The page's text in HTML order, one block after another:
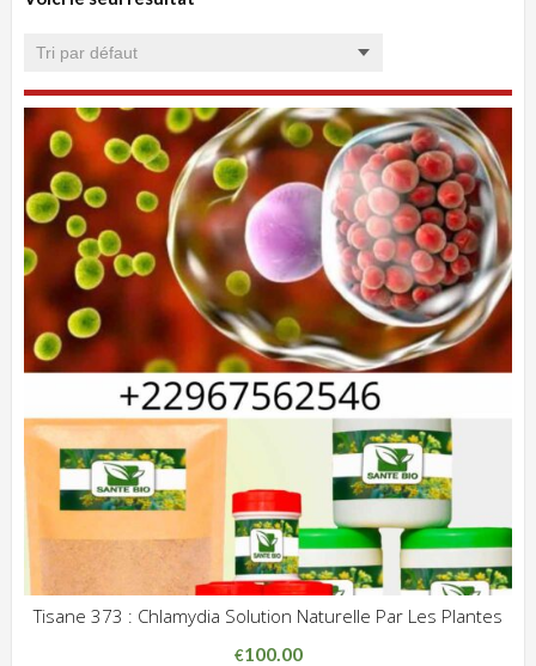
Tisane 373 : Chlamydia Solution Naturelle Par Les Plantes
€100.00